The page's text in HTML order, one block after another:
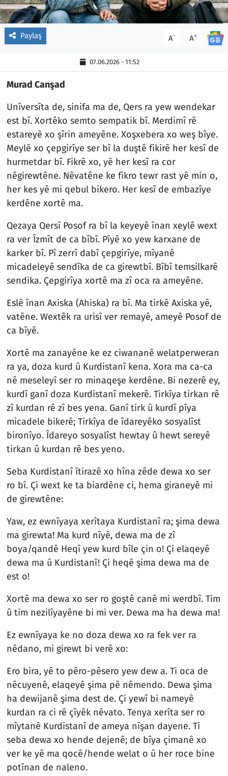
Paylaş A- A+
07.06.2026 - 11:52
Murad Canşad
Unîversîta de, sinifa ma de, Qers ra yew wendekar
est bî. Xortêko semto sempatik bî. Merdimî rê
estareyê xo şîrin ameyêne. Xoşxebera xo weş bîye.
Meylê xo çepgirîye ser bî la duştê fikirê her kesî de
hurmetdar bî. Fikrê xo, yê her kesî ra cor
nêgirewtêne. Nêvatêne ke fikro tewr rast yê min o,
her kes yê mi qebul bikero. Her kesî de embazîye
kerdêne xortê ma.
Qezaya Qersî Posof ra bî la keyeyê înan xeylê wext
ra ver Îzmît de ca bîbî. Pîyê xo yew karxane de
karker bî. Pî zerrî dabî çepgirîye, mîyanê
micadeleyê sendîka de ca girewtbî. Bîbî temsilkarê
sendika. Çepgirîya xortê ma zî oca ra ameyêne.
Eslê înan Axiska (Ahiska) ra bî. Ma tirkê Axiska yê,
vatêne. Wextêk ra urisî ver remayê, ameyê Posof de
ca bîyê.
Xortê ma zanayêne ke ez ciwananê welatperweran
ra ya, doza kurd û Kurdistanî kena. Xora ma ca-ca
nê meseleyî ser ro minaqeşe kerdêne. Bi nezerê ey,
kurdî ganî doza Kurdistanî mekerê. Tirkîya tirkan rê
zî kurdan rê zî bes yena. Ganî tirk û kurdî pîya
micadele bikerê; Tirkîya de îdareyêko sosyalîst
bironîyo. Îdareyo sosyalîst hewtay û hewt sereyê
tirkan û kurdan rê bes yeno.
Seba Kurdistanî îtirazê xo hîna zêde dewa xo ser
ro bî. Çi wext ke ta biardêne ci, hema giraneyê mi
de girewtêne:
Yaw, ez ewnîyaya xerîtaya Kurdistanî ra; şima dewa
ma girewta! Ma kurd nîyê, dewa ma de zî
boya/qandê Heqî yew kurd bîle çin o! Çi elaqeyê
dewa ma û Kurdistanî! Çi heqê şima dewa ma de
est o!
Xortê ma dewa xo ser ro goştê canê mi werdbî. Tim
û tim nezilîyayêne bi mi ver. Dewa ma ha dewa ma!
Ez ewnîyaya ke no doza dewa xo ra fek ver ra
nêdano, mi girewt bi verê xo:
Ero bira, yê to pêro-pêsero yew dew a. Ti oca de
nêcuyenê, elaqeyê şima pê nêmendo. Dewa şima
ha dewijanê şima dest de. Çi yewî bi nameyê
kurdan ra ci rê çîyêk nêvato. Tenya xerîta ser ro
mîytanê Kurdistanî de ameya nîşan dayene. Ti
seba dewa xo hende dejenê; de bîya çimanê xo
ver ke yê ma qocê/hende welat o û her roce bine
potînan de naleno.